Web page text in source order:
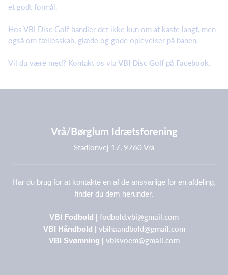
et godt formål.
Hos VBI Disc Golf handler det ikke kun om at kaste langt, men
også om fællesskab, glæde og gode oplevelser på banen.
Vil du være med? Kontakt os via VBI Disc Golf på Facebook.
Vrå/Børglum Idrætsforening
Stadionvej 17, 9760 Vrå
Har du brug for at kontakte en af de ansvarlige for en afdeling,
finder du dem herunder.
VBI Fodbold | fodbold.vbi@gmail.com
VBI Håndbold | vbihaandbold@gmail.com
VBI Svømning | vbisvoem@gmail.com